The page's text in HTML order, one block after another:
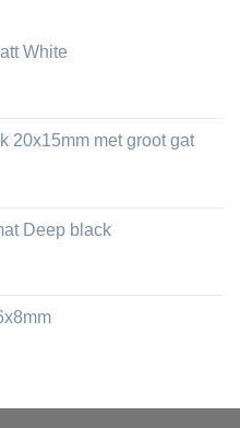
White
20x15mm met groot gat
Deep black